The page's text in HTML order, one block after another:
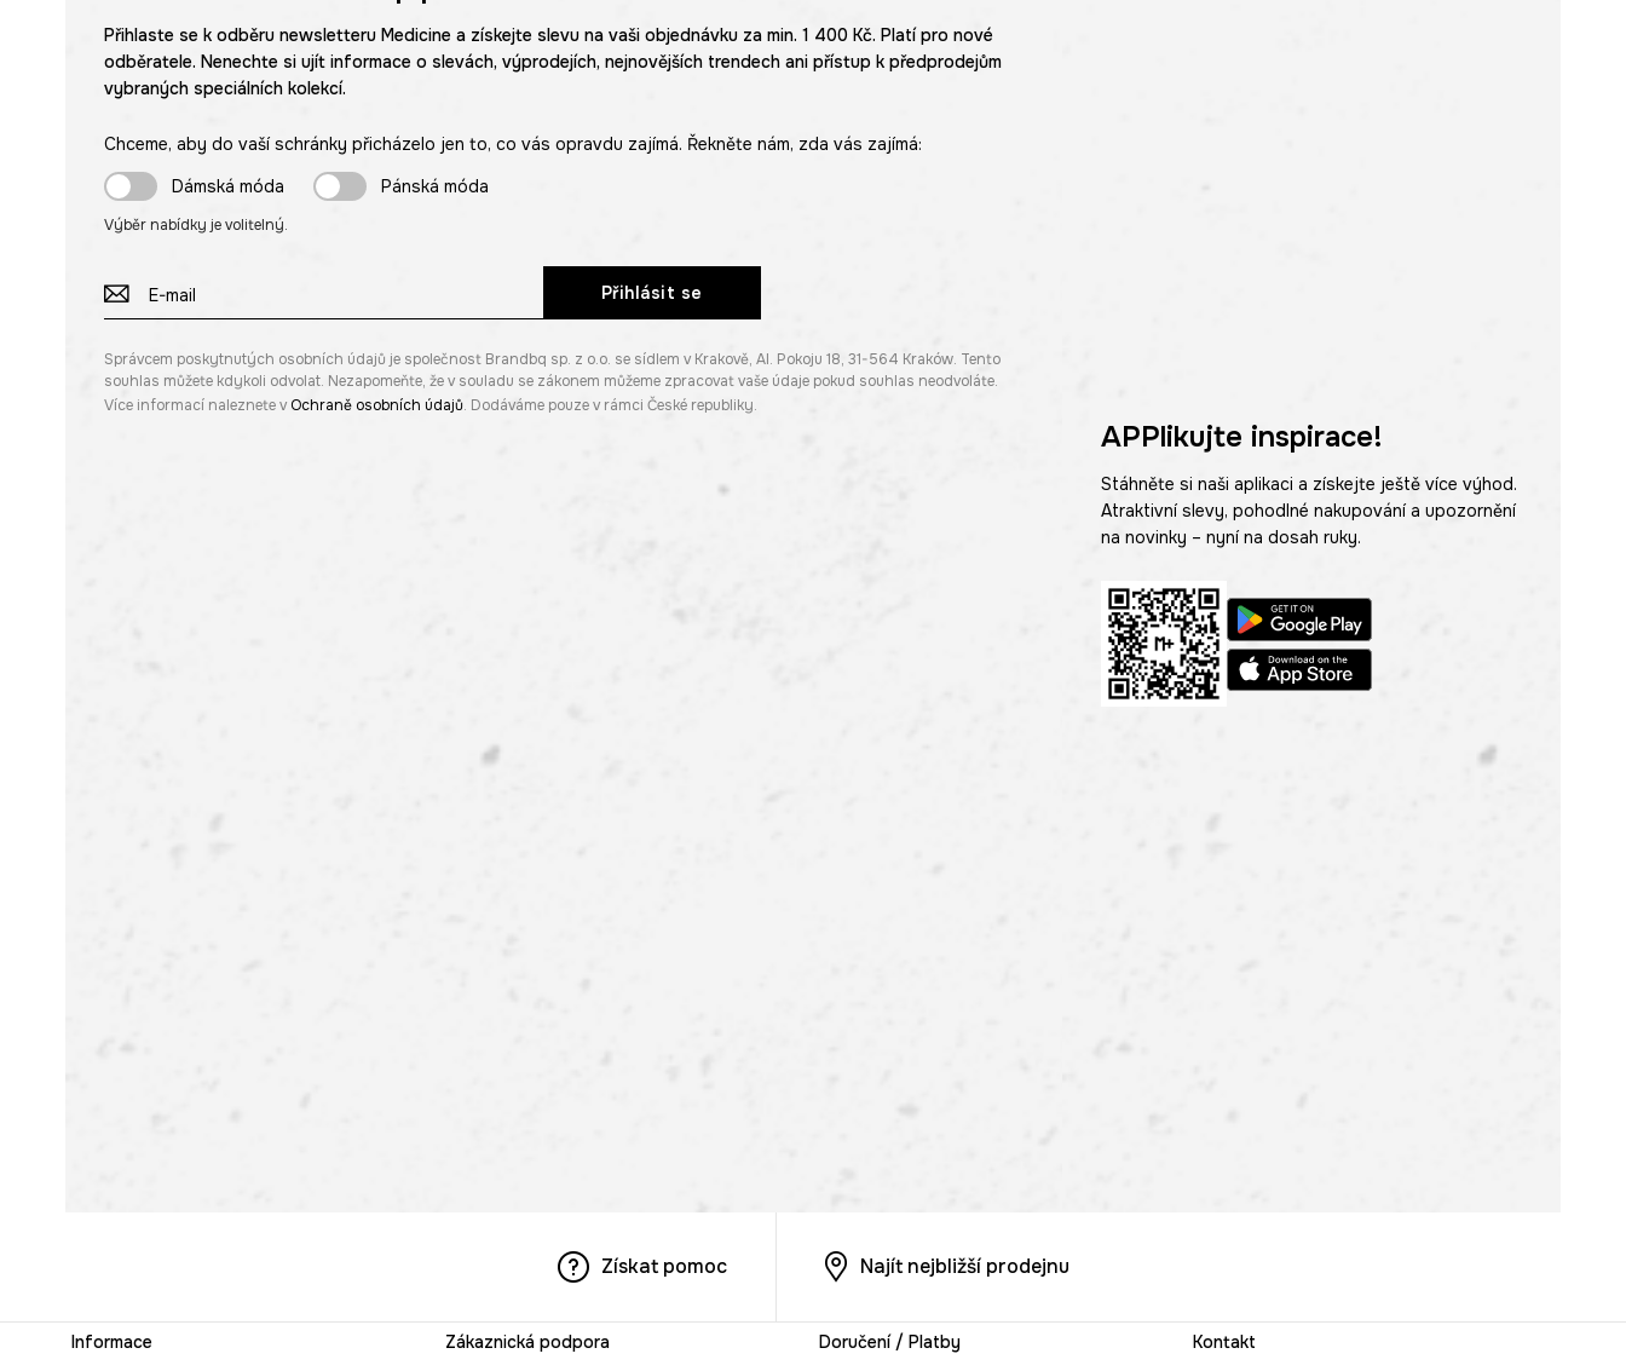
Přihlaste se k odběru newsletteru Medicine a získejte slevu na vaši objednávku za min. 1 400 Kč. Platí pro nové
odběratele. Nenechte si ujít informace o slevách, výprodejích, nejnovějších trendech ani přístup k předprodejům
vybraných speciálních kolekcí.
Chceme, aby do vaší schránky přicházelo jen to, co vás opravdu zajímá. Řekněte nám, zda vás zajímá:
Dámská móda
Pánská móda
Výběr nabídky je volitelný.
Přihlásit se
Správcem poskytnutých osobních údajů je společnost Brandbq sp. z o.o. se sídlem v Krakově, Al. Pokoju 18, 31-564 Kraków. Tento
souhlas můžete kdykoli odvolat. Nezapomeňte, že v souladu se zákonem můžeme zpracovat vaše údaje pokud souhlas neodvoláte.
Více informací naleznete v Ochraně osobních údajů. Dodáváme pouze v rámci České republiky.
APPlikujte inspirace!
Stáhněte si naši aplikaci a získejte ještě více výhod.
Atraktivní slevy, pohodlné nakupování a upozornění
na novinky – nyní na dosah ruky.
Získat pomoc Najít nejbližší prodejnu
Informace Zákaznická podpora Doručení / Platby Kontakt